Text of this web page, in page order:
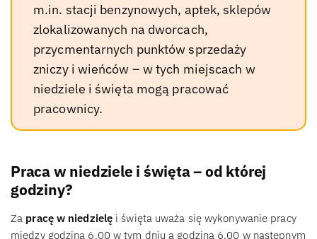
m.in. stacji benzynowych, aptek, sklepów
zlokalizowanych na dworcach,
przycmentarnych punktów sprzedaży
zniczy i wieńców – w tych miejscach w
niedziele i święta mogą pracować
pracownicy.
Praca w niedziele i święta – od której
godziny?
Za pracę w niedzielę i święta uważa się wykonywanie pracy
między godziną 6.00 w tym dniu a godziną 6.00 w następnym